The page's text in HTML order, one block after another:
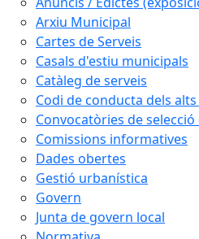
Arxiu Municipal
Cartes de Serveis
Casals d'estiu municipals
Catàleg de serveis
Codi de conducta dels
Convocatòries de
Comissions informatives
Dades obertes
Gestió urbanística
Govern
Junta de govern local